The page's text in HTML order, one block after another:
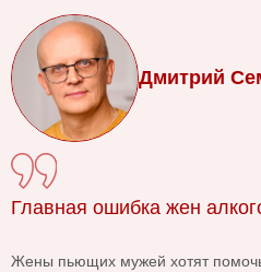
Дмитрий
Главная ошибка жен
Жены пьющих мужей хотят